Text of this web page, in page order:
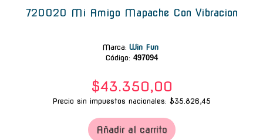
720020 Mi Amigo Mapache Con Vibracion
Marca: Win Fun
Código: 497094
$43.350,00
Precio sin impuestos nacionales: $35.826,45
Añadir al carrito